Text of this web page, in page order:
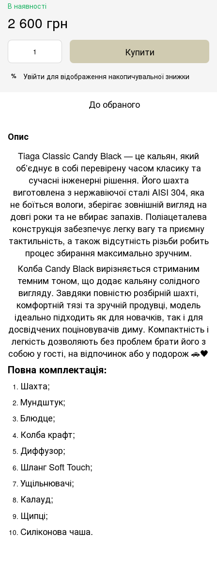
В наявності
2 600 грн
Купити
% Увійти для відображення накопичувальної знижки
До обраного
Опис
Tiaga Classic Candy Black — це кальян, який
об’єднує в собі перевірену часом класику та
сучасні інженерні рішення. Його шахта
виготовлена з нержавіючої сталі AISI 304, яка
не боїться вологи, зберігає зовнішній вигляд на
довгі роки та не вбирає запахів. Поліацеталева
конструкція забезпечує легку вагу та приємну
тактильність, а також відсутність різьби робить
процес збирання максимально зручним.
Колба Candy Black вирізняється стриманим
темним тоном, що додає кальяну солідного
вигляду. Завдяки повністю розбірній шахті,
комфортній тязі та зручній продувці, модель
ідеально підходить як для новачків, так і для
досвідчених поціновувачів диму. Компактність і
легкість дозволяють без проблем брати його з
собою у гості, на відпочинок або у подорож 🚗🖤
Повна комплектація:
Шахта;
Мундштук;
Блюдце;
Колба крафт;
Диффузор;
Шланг Soft Touch;
Ущільнювачі;
Калауд;
Щипці;
Cиліконова чаша.